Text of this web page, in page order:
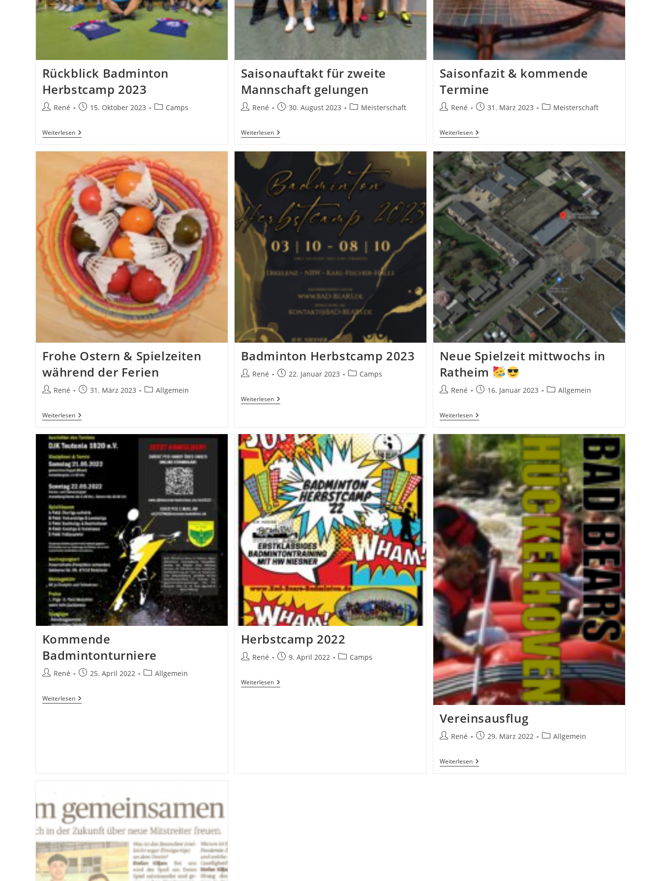
Rückblick Badminton
Herbstcamp 2023
Beitrags-
René
Beitrag15. Oktober 2023
Beitrags-
Camps
WeiterlesenRückblick
Badminton
Saisonauftakt für zweite
Mannschaft gelungen
Beitrags-
René
Beitrag30. August 2023
Beitrags-
Meisterschaft
WeiterlesenSaisonauftakt
Für
Saisonfazit & kommende
Termine
Beitrags-
René
Beitrag31. März 2023
Beitrags-
Meisterschaft
WeiterlesenSaisonfazit
&
Termine
Frohe Ostern & Spielzeiten
während der Ferien
Beitrags-
René
Beitrag31. März 2023
Beitrags-
Allgemein
WeiterlesenFrohe
Ostern
Spielzeiten
Während
Der
Ferien
Badminton Herbstcamp 2023
Beitrags-
René
Beitrag22. Januar 2023
Beitrags-
Camps
WeiterlesenBadminton
Herbstcamp
Neue Spielzeit mittwochs in
Ratheim
Beitrags-
René
Beitrag16. Januar 2023
Beitrags-
Allgemein
WeiterlesenNeue
Spielzeit
In
Ratheim
Kommende
Badmintonturniere
Beitrags-
René
Beitrag25. April 2022
Beitrags-
Allgemein
WeiterlesenKommende
Badmintonturniere
Herbstcamp 2022
Beitrags-
René
Beitrag9. April 2022
Beitrags-
Camps
WeiterlesenHerbstcamp
2022
Vereinsausflug
Beitrags-
René
Beitrag29. März 2022
Beitrags-
Allgemein
WeiterlesenVereinsausflug